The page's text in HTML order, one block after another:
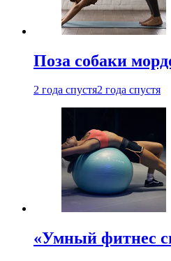
Поза собаки
2 года спустя2 года спустя
«Умный фитнес